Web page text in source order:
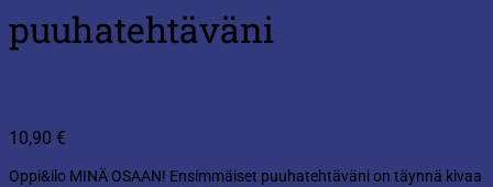
puuhatehtäväni
10,90 €
Oppi&ilo MINÄ OSAAN! Ensimmäiset puuhatehtäväni on täynnä kivaa